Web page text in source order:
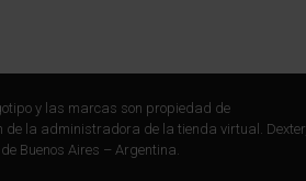
y las marcas son propiedad de
la administradora de la tienda virtual. Dexter,
Buenos Aires – Argentina.